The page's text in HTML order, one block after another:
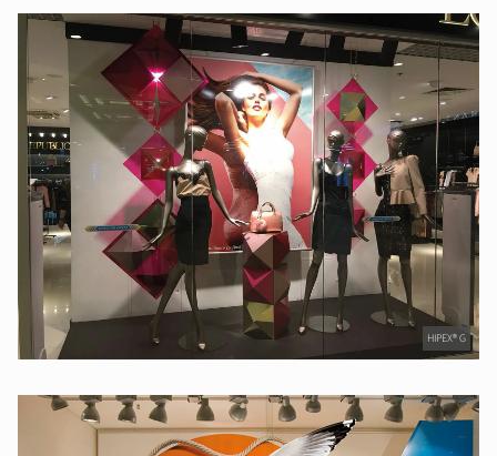
HIPEX® G